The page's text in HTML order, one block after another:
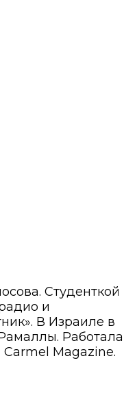
Студенткой
и
В Израиле в
Работала
Magazine.